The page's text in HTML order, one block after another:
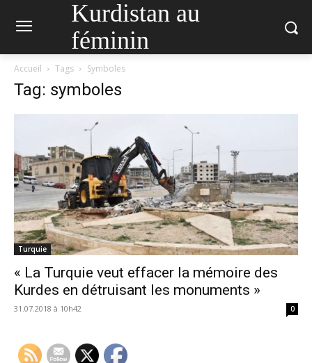
Kurdistan au
féminin
Accueil Tags Symboles
Tag: symboles
Turquie
« La Turquie veut effacer la mémoire des
Kurdes en détruisant les monuments »
31.07.2018 à 10h42 0